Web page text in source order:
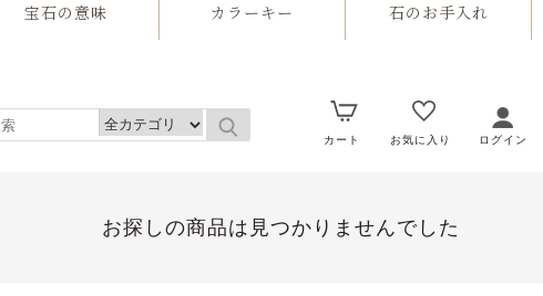
宝石の意味 カラーキー 石のお手入れ
カート お気に入り ログイン
お探しの商品は見つかりませんでした